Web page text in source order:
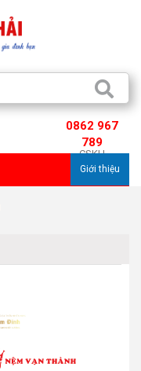
0862 967
789
CSKH
Giới thiệu